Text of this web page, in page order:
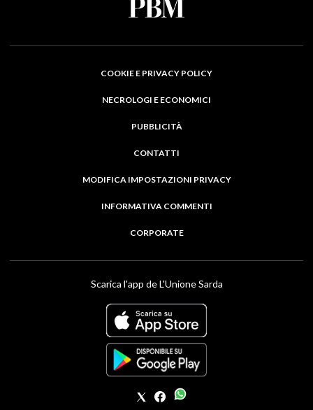
COOKIE E PRIVACY POLICY
NECROLOGI E ECONOMICI
PUBBLICITÀ
CONTATTI
MODIFICA IMPOSTAZIONI PRIVACY
INFORMATIVA COMMENTI
CORPORATE
Scarica l'app de L'Unione Sarda